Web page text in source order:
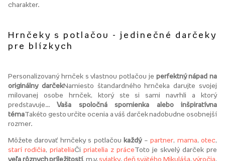
charakter.
Hrnčeky s potlačou - jedinečné darčeky
pre blízkych
Personalizovaný hrnček s vlastnou potlačou je perfektný nápad na
originálny darčekNamiesto štandardného hrnčeka darujte svojej
milovanej osobe hrnček, ktorý ste si sami navrhli a ktorý
predstavuje...Vaša spoločná spomienka alebo inšpiratívna
témaTakéto gesto určite ocenia a váš darček nadobudne osobnejší
rozmer.
Môžete darovať hrnčeky s potlačou každý–partner, mama,otec,
starí rodičia, priateliaČi priatelia z práceToto je skvelý darček pre
veľa rôznych príležitostí, m.v.sviatky, deň svätého Mikuláša, výročia,